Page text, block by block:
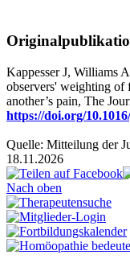
Kappesser J, Williams
observers' weighting of
another’s pain, The
https://doi.org/
Quelle: Mitteilung der
18.11.2026
Nach oben